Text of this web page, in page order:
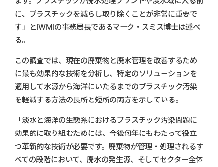
に、プラスチックを減らし取り除くことが非常に重要で
す」とIWMIの事務局長であるマーク・スミス博士は述べ
る。
この調査では、現在の廃棄物と廃水管理を改善するため
に最も効果的な技術を分析し、特定のソリューションを
適用して水源から海洋にいたるまでのプラスチック汚染
を軽減する方法の長所と短所の両方を示している。
「淡水と海洋の生態系におけるプラスチック汚染問題に
効果的に取り組むためには、今後何年にもわたって役立
つ革新的な技術が必要です。廃棄物が管理・処理されるす
べての段階において、廃水の発生源、そしてセクター全体